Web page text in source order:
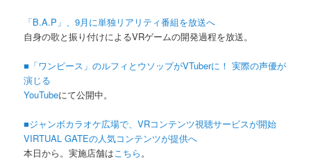
「B.A.P」、9月に単独リアリティ番組を放送へ
自身の歌と振り付けによるVRゲームの開発過程を放送。
■「ワンピース」のルフィとウソップがVTuberに！ 実際の声優が
演じる
YouTubeにて公開中。
■ジャンボカラオケ広場で、VRコンテンツ視聴サービスが開始
VIRTUAL GATEの人気コンテンツが提供へ
本日から。実施店舗は こちら 。